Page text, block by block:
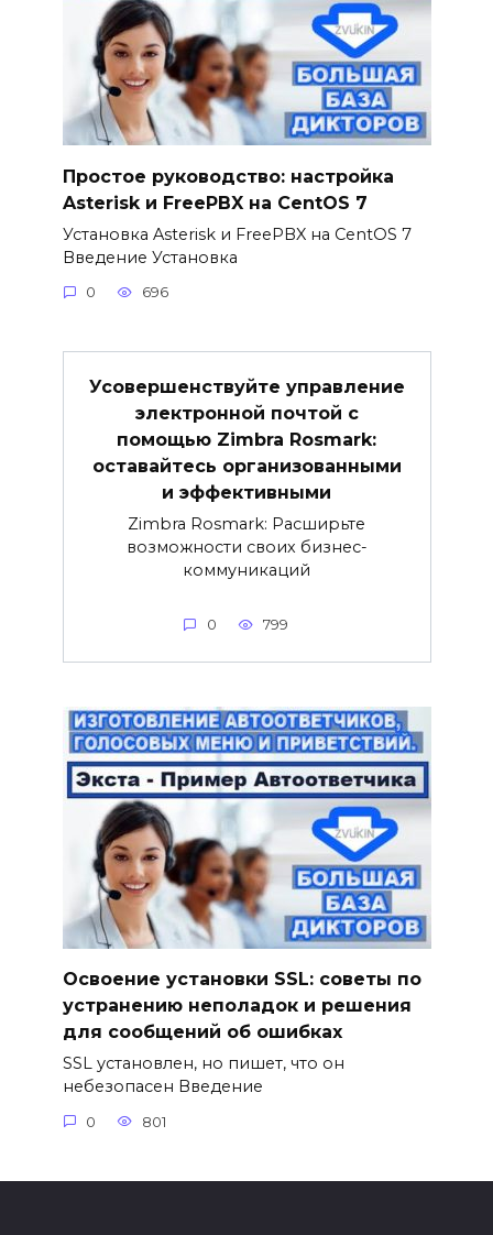
Простое руководство: настройка
Asterisk и FreePBX на CentOS 7
Установка Asterisk и FreePBX на CentOS 7
Введение Установка
0 696
Усовершенствуйте управление
электронной почтой с
помощью Zimbra Rosmark:
оставайтесь организованными
и эффективными
Zimbra Rosmark: Расширьте
возможности своих бизнес-
коммуникаций
0 799
Освоение установки SSL: советы по
устранению неполадок и решения
для сообщений об ошибках
SSL установлен, но пишет, что он
небезопасен Введение
0 801